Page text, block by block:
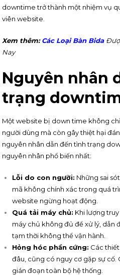
downtime trở thành một nhiệm vụ
viên website.
Xem thêm:Các Loại Bàn Bida
Nay
Nguyên nhân
trạng
Một website bị down time không
người dùng mà còn gây thiệt hại
nguyên nhân dẫn đến tình trạng
nguyên nhân phổ biến nhất:
Lỗi do con người: Những sai
mã không chính xác trong quá
website ngừng hoạt động.
Quá tải máy chủ: Khi lượng
máy chủ không đủ để xử lý, dẫn
tạm thời không thể vận hành.
Hỏng hóc phần cứng: Các
đâu, cũng có nguy cơ gặp sự cố.
gián đoạn toàn bộ hệ thống.